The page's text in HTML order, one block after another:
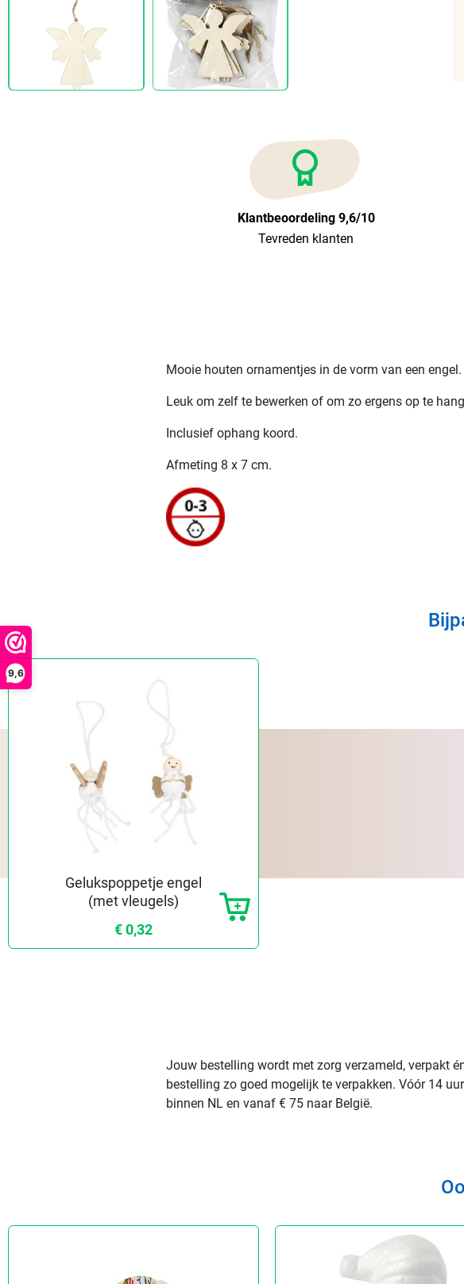
9,6
Klantbeoordeling 9,6/10
Tevreden klanten
Mooie houten ornamentjes in de vorm van een engel.
Leuk om zelf te bewerken of om zo ergens op te
Inclusief ophang koord.
Afmeting 8 x 7 cm.
Gelukspoppetje engel
(met vleugels)
€ 0,32
Jouw bestelling wordt met zorg verzameld, verpakt
bestelling zo goed mogelijk te verpakken. Vóór 14
binnen NL en vanaf € 75 naar België.